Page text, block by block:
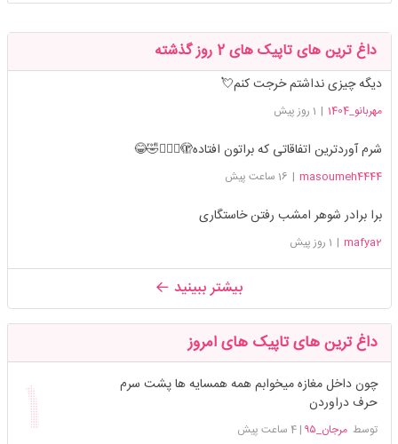
داغ ترین های تاپیک های 2 روز گذشته
دیگه چیزی نداشتم خرجت کنم💘
مهربانو_1404 | 1 روز پیش
شرم آوردترین اتفاقاتی که براتون افتاده🫣🤦🏻‍♀️🤣😂
masoumeh4444
| 16 ساعت پیش
برا برادر شوهر امشب رفتن خاستگاری
mafya2
| 1 روز پیش
بیشتر ببینید
داغ ترین های تاپیک های امروز
چون داخل مغازه میخوابم همه همسایه ها پشت سرم
حرف دراوردن
توسطمرجان_۹۵ |4 ساعت پیش